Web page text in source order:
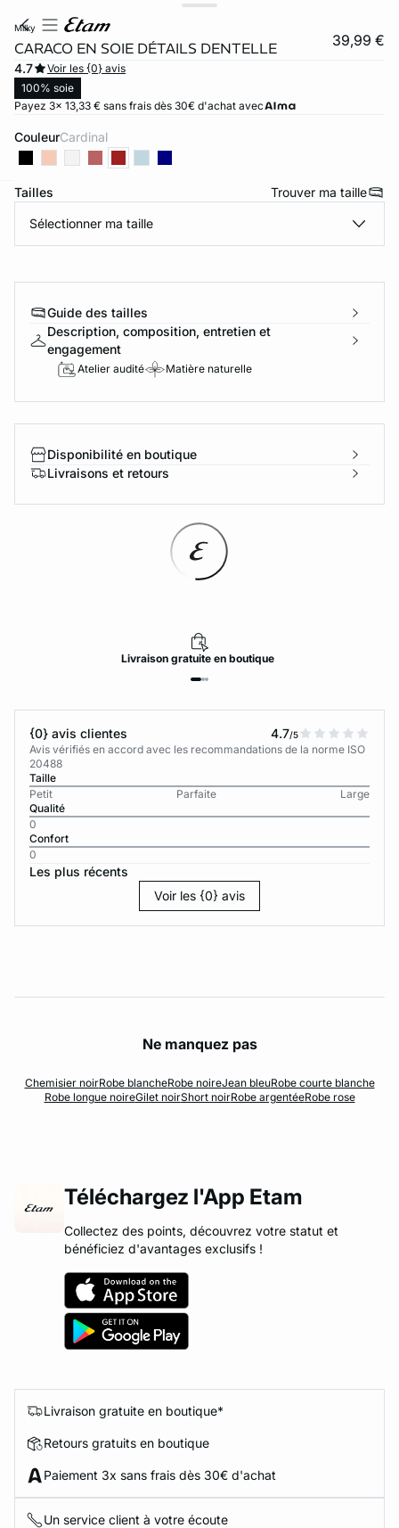
milky
CARACO EN SOIE DÉTAILS DENTELLE 39,99 €
4.7
Voir les {0} avis
100% soie
Payez 3x 13,33 € sans frais dès 30€ d'achat avec
Couleur cardinal
Tailles Trouver ma taille
Sélectionner ma taille
Guide des tailles
Description, composition, entretien et
engagement
Atelier audité Matière naturelle
Disponibilité en boutique
Livraisons et retours
Livraisongratuiteen boutique
{0} avis clientes 4.7/5
Avis vérifiés en accord avec les recommandations de la norme ISO
20488
Taille
Petit
Parfaite
Large
Qualité
0
Confort
0
Les plus récents
Voir les {0} avis
Ne manquez pas
Chemisier noirRobe blancheRobe noireJean bleuRobe courte blanche
Robe longue noireGilet noirShort noirRobe argentéeRobe rose
Téléchargez l'App Etam
Collectez des points, découvrez votre statut et
bénéficiez d'avantages exclusifs !
Livraison gratuite en boutique*
Retours gratuits en boutique
Paiement 3x sans frais dès 30€ d'achat
Un service client à votre écoute